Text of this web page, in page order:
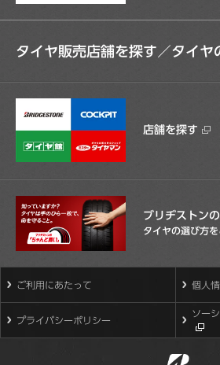
タイヤ販売店舗を探す／タイヤ
店舗を探す
ブリヂストン
タイヤの選び方
ご利用にあたって 個人
プライバシーポリシー
ソー